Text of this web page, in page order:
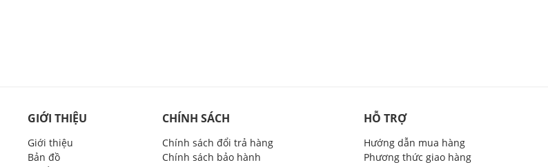
GIỚI THIỆU
Giới thiệu
Bản đồ
CHÍNH SÁCH
Chính sách đổi trả hàng
Chính sách bảo hành
HỖ TRỢ
Hướng dẫn mua hàng
Phương thức giao hàng